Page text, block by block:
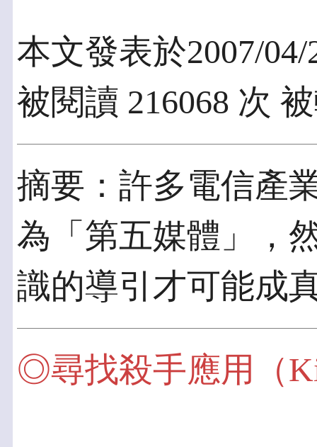
本文發表於2007/04/
被閱讀 216068 次
摘要：許多電信產
為「第五媒體」，
識的導引才可能成
◎尋找殺手應用（